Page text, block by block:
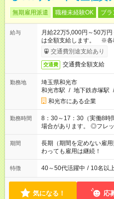
無期雇用派遣 職種未経験OK ブラ
給与
月給22万5,000円～50万
は全額支給します。 ※各
考慮して加給・優遇します
交通費別途支給あり
交通費 交通費全額支給
勤務地
埼玉県和光市
和光市駅 / 地下鉄赤塚駅
和光市にある企業
勤務時間
8：30～17：30（実働8時
場合があります。 ◎フレックス勤務が可能な就業先もありま
す。 ◎今よりもさらに働
改革に全社をあげて取り組
期間
長期（期間を定めない雇
わっても雇用は継続！
特徴 40～50代活躍中 / 10名以
気になる！ 応